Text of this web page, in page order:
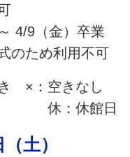
4/9（金）卒業
のため利用不可
き ×：空きなし
休：休館日
土）